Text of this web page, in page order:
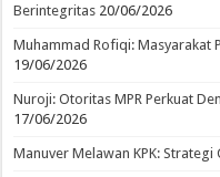
Berintegritas 20/06/2026
Muhammad Rofiqi: Masyarakat
19/06/2026
Nuroji: Otoritas MPR Perkuat
17/06/2026
Manuver Melawan KPK: Strategi